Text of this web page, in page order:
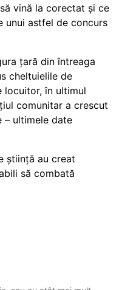
vină la corectat și ce
unui astfel de concurs
țară din întreaga
cheltuielile de
locuitor, în ultimul
comunitar a crescut
– ultimele date
știință au creat
să combată